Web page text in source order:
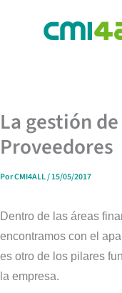
La gestión
Proveedores
PorCMI4ALL/15/05/2017
Dentro de las áreas
encontramos con el
es otro de los pilares
la empresa.